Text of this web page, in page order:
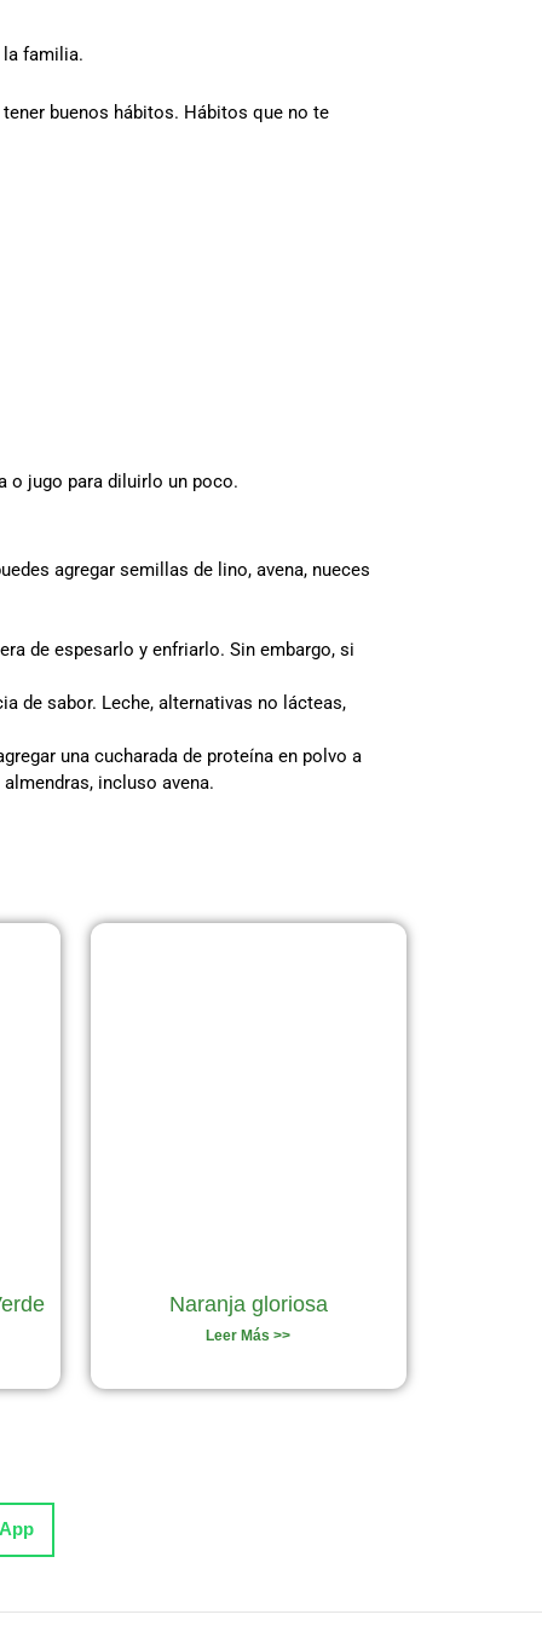
familia.
buenos hábitos. Hábitos que no te
o jugo para diluirlo un poco.
agregar semillas de lino, avena, nueces
de espesarlo y enfriarlo. Sin embargo, si
de sabor. Leche, alternativas no lácteas,
una cucharada de proteína en polvo a
incluso avena.
Naranja gloriosa
Leer Más >>